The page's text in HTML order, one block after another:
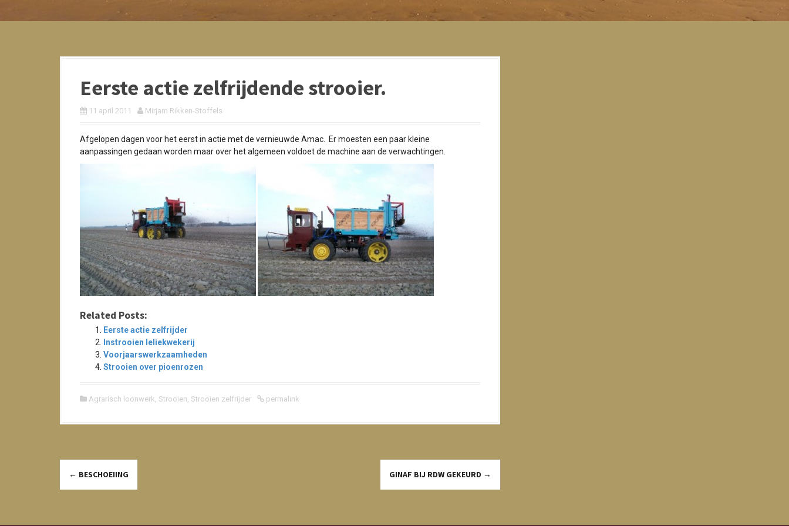
Eerste actie zelfrijdende strooier.
11 april 2011 Mirjam Rikken-Stoffels
Afgelopen dagen voor het eerst in actie met de vernieuwde Amac. Er moesten een paar kleine
aanpassingen gedaan worden maar over het algemeen voldoet de machine aan de verwachtingen.
Related Posts:
Eerste actie zelfrijder
Instrooien leliekwekerij
Voorjaarswerkzaamheden
Strooien over pioenrozen
Agrarisch loonwerk, Strooien, Strooien zelfrijder permalink
P← BESCHOEIING GINAF BIJ RDW GEKEURD →